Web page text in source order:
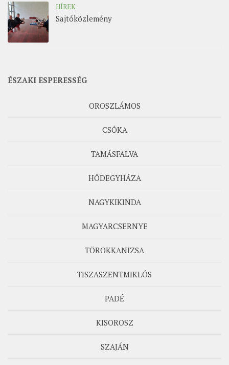
HÍREK
Sajtóközlemény
ÉSZAKI ESPERESSÉG
OROSZLÁMOS
CSÓKA
TAMÁSFALVA
HÓDEGYHÁZA
NAGYKIKINDA
MAGYARCSERNYE
TÖRÖKKANIZSA
TISZASZENTMIKLÓS
PADÉ
KISOROSZ
SZAJÁN